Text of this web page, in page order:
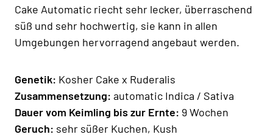
Cake Automatic riecht sehr lecker, überraschend
süß und sehr hochwertig, sie kann in allen
Umgebungen hervorragend angebaut werden.
Genetik: Kosher Cake x Ruderalis
Zusammensetzung: automatic Indica / Sativa
Dauer vom Keimling bis zur Ernte: 9 Wochen
Geruch: sehr süßer Kuchen, Kush